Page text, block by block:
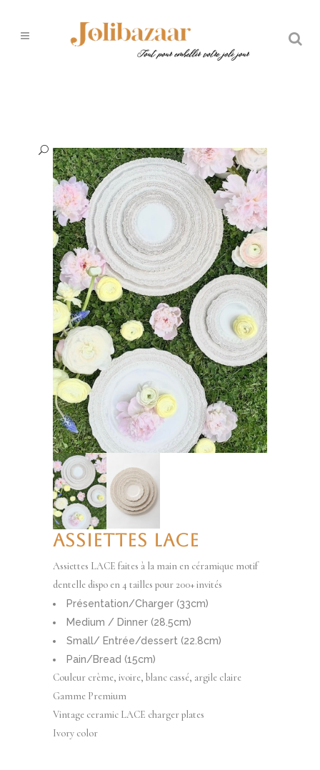
ASSIETTES LACE
Assiettes LACE faites à la main en céramique motif
dentelle dispo en 4 tailles pour 200+ invités
Présentation/Charger (33cm)
Medium / Dinner (28.5cm)
Small/ Entrée/dessert (22.8cm)
Pain/Bread (15cm)
Couleur crème, ivoire, blanc cassé, argile claire
Gamme Premium
Vintage ceramic LACE charger plates
Ivory color